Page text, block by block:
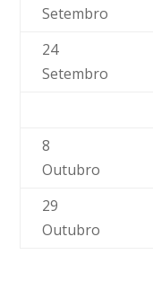
Setembro
24
Setembro
8
Outubro
29
Outubro